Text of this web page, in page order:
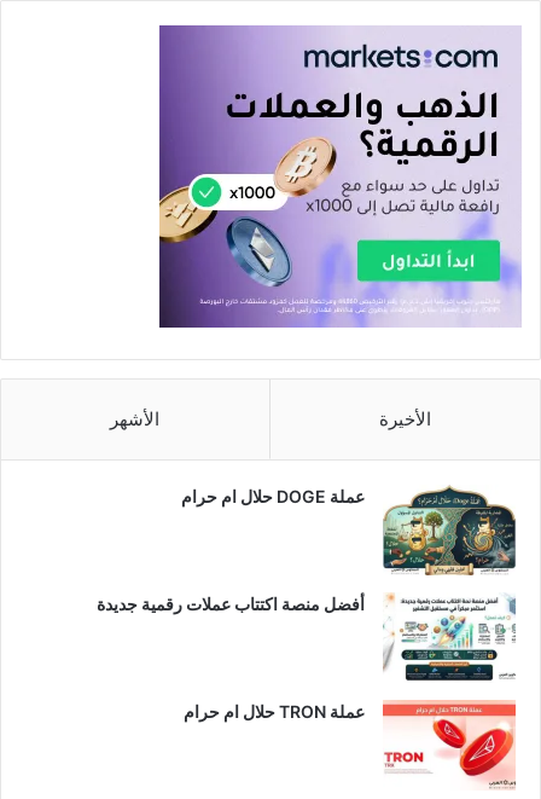
الأخيرة الأشهر
عملة DOGE حلال ام حرام
أفضل منصة اكتتاب عملات رقمية جديدة
عملة TRON حلال ام حرام​